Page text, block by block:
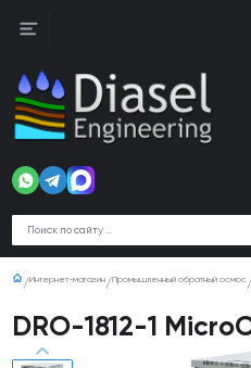
Интернет-магазин Промышленный обратный осмос
DRO-1812-1